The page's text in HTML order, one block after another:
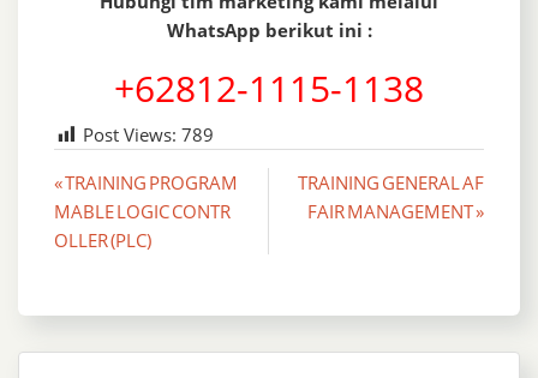
WhatsApp berikut ini :
+62812-1115-1138
Post Views: 789
Post
navigation
« TRAINING PROGRAM
MABLE LOGIC CONTR
OLLER (PLC)
TRAINING GENERAL AF
FAIR MANAGEMENT »